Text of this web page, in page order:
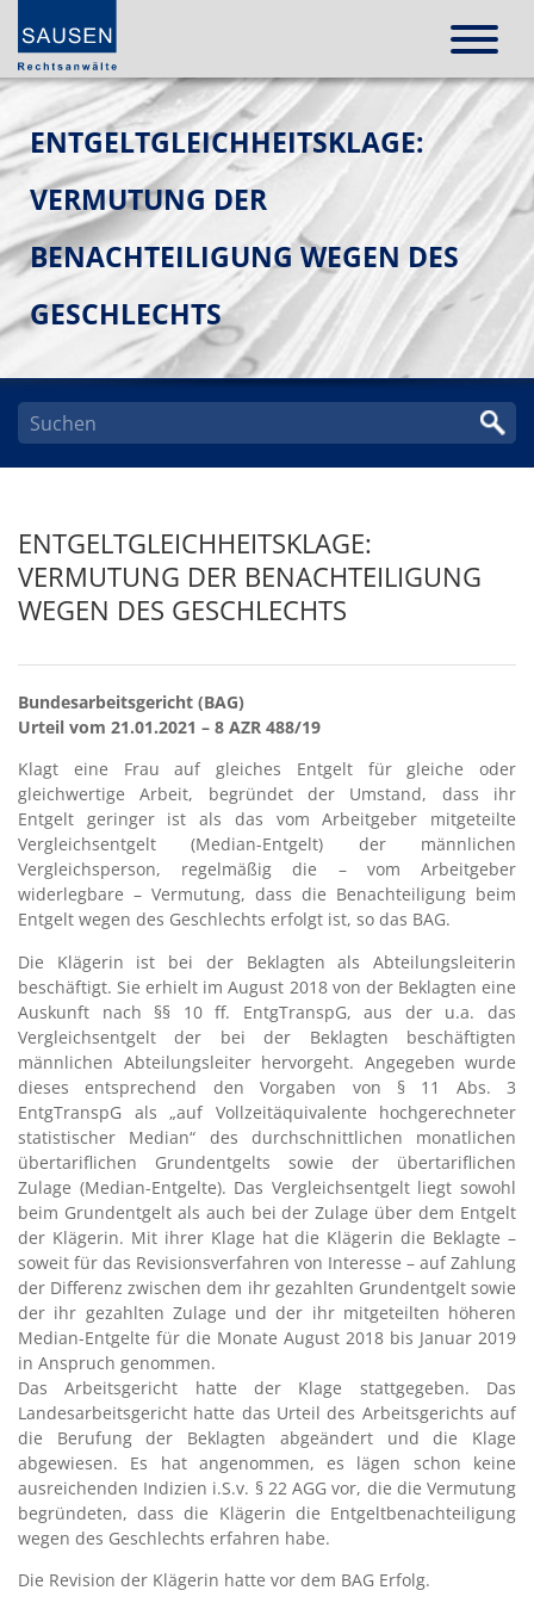
ENTGELTGLEICHHEITSKLAGE:
VERMUTUNG DER
BENACHTEILIGUNG WEGEN DES
GESCHLECHTS
ENTGELTGLEICHHEITSKLAGE:
VERMUTUNG DER BENACHTEILIGUNG
WEGEN DES GESCHLECHTS
Bundesarbeitsgericht (BAG)
Urteil vom 21.01.2021 – 8 AZR 488/19
Klagt eine Frau auf gleiches Entgelt für gleiche oder
gleichwertige Arbeit, begründet der Umstand, dass ihr
Entgelt geringer ist als das vom Arbeitgeber mitgeteilte
Vergleichsentgelt (Median-Entgelt) der männlichen
Vergleichsperson, regelmäßig die – vom Arbeitgeber
widerlegbare – Vermutung, dass die Benachteiligung beim
Entgelt wegen des Geschlechts erfolgt ist, so das BAG.
Die Klägerin ist bei der Beklagten als Abteilungsleiterin
beschäftigt. Sie erhielt im August 2018 von der Beklagten eine
Auskunft nach §§ 10 ff. EntgTranspG, aus der u.a. das
Vergleichsentgelt der bei der Beklagten beschäftigten
männlichen Abteilungsleiter hervorgeht. Angegeben wurde
dieses entsprechend den Vorgaben von § 11 Abs. 3
EntgTranspG als „auf Vollzeitäquivalente hochgerechneter
statistischer Median“ des durchschnittlichen monatlichen
übertariflichen Grundentgelts sowie der übertariflichen
Zulage (Median-Entgelte). Das Vergleichsentgelt liegt sowohl
beim Grundentgelt als auch bei der Zulage über dem Entgelt
der Klägerin. Mit ihrer Klage hat die Klägerin die Beklagte –
soweit für das Revisionsverfahren von Interesse – auf Zahlung
der Differenz zwischen dem ihr gezahlten Grundentgelt sowie
der ihr gezahlten Zulage und der ihr mitgeteilten höheren
Median-Entgelte für die Monate August 2018 bis Januar 2019
in Anspruch genommen.
Das Arbeitsgericht hatte der Klage stattgegeben. Das
Landesarbeitsgericht hatte das Urteil des Arbeitsgerichts auf
die Berufung der Beklagten abgeändert und die Klage
abgewiesen. Es hat angenommen, es lägen schon keine
ausreichenden Indizien i.S.v. § 22 AGG vor, die die Vermutung
begründeten, dass die Klägerin die Entgeltbenachteiligung
wegen des Geschlechts erfahren habe.
Die Revision der Klägerin hatte vor dem BAG Erfolg.